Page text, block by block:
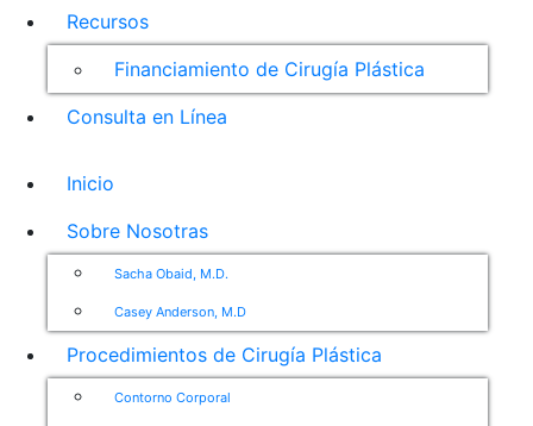
Recursos
Financiamiento de Cirugía Plástica
Consulta en Línea
Inicio
Sobre Nosotras
Sacha Obaid, M.D.
Casey Anderson, M.D
Procedimientos de Cirugía Plástica
Contorno Corporal